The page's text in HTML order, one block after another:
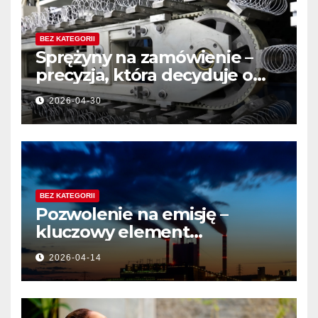
BEZ KATEGORII
Sprężyny na zamówienie –
precyzja, która decyduje o
jakości produktu
2026-04-30
BEZ KATEGORII
Pozwolenie na emisję –
kluczowy element
działalności przemysłowej
2026-04-14